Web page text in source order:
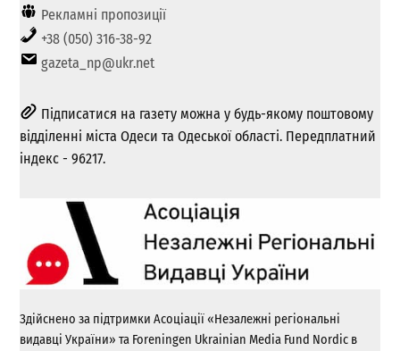
Рекламні пропозиції
+38 (050) 316-38-92
gazeta_np@ukr.net
Підписатися на газету можна у будь-якому поштовому
відділенні міста Одеси та Одеської області. Передплатний
індекс - 96217.
Здійснено за підтримки Асоціації «Незалежні регіональні
видавці України» та Foreningen Ukrainian Media Fund Nordic в